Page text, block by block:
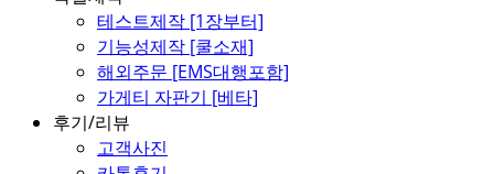
테스트제작 [1장부터]
기능성제작 [쿨소재]
해외주문 [EMS대행포함]
가게티 자판기 [베타]
후기/리뷰
고객사진